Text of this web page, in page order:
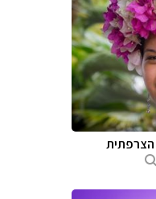
הצרפתית